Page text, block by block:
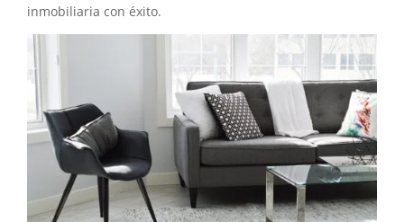
inmobiliaria con éxito.